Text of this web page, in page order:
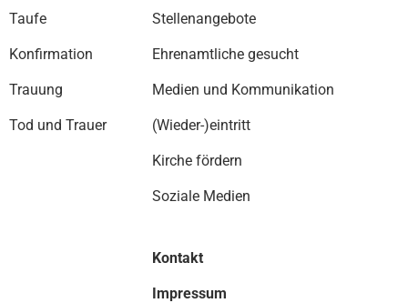
Taufe
Konfirmation
Trauung
Tod und Trauer
Stellenangebote
Ehrenamtliche gesucht
Medien und Kommunikation
(Wieder-)eintritt
Kirche fördern
Soziale Medien
Kontakt
Impressum